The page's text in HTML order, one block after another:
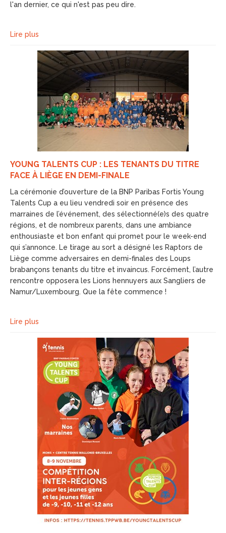
l'an dernier, ce qui n'est pas peu dire.
Lire plus
YOUNG TALENTS CUP : LES TENANTS DU TITRE
FACE À LIÈGE EN DEMI-FINALE
La cérémonie d’ouverture de la BNP Paribas Fortis Young
Talents Cup a eu lieu vendredi soir en présence des
marraines de l’événement, des sélectionné(e)s des quatre
régions, et de nombreux parents, dans une ambiance
enthousiaste et bon enfant qui promet pour le week-end
qui s’annonce. Le tirage au sort a désigné les Raptors de
Liège comme adversaires en demi-finales des Loups
brabançons tenants du titre et invaincus. Forcément, l’autre
rencontre opposera les Lions hennuyers aux Sangliers de
Namur/Luxembourg. Que la fête commence !
Lire plus